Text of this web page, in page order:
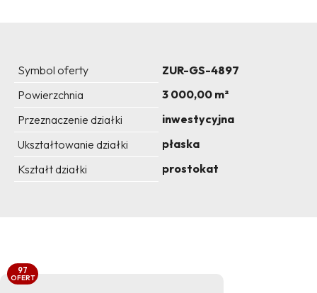
Symbol oferty
ZUR-GS-4897
Powierzchnia
3 000,00 m²
Przeznaczenie działki
inwestycyjna
Ukształtowanie działki
płaska
Kształt działki
prostokat
97
OFERT